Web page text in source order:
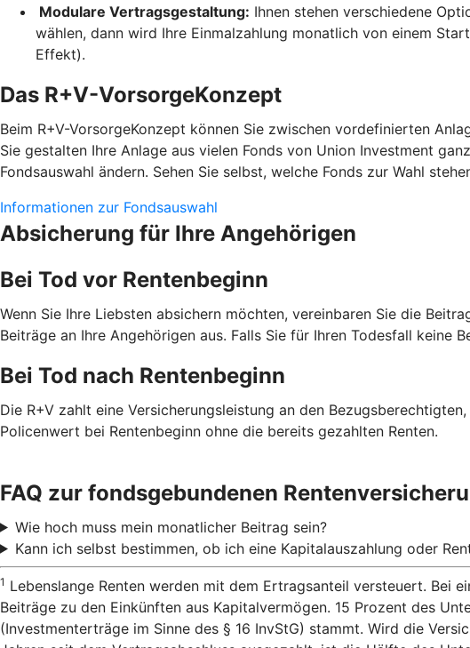
Modulare Vertragsgestaltung: Ihnen stehen verschiedene
wählen, dann wird Ihre Einmalzahlung monatlich von einem
Effekt).
Das R+V-VorsorgeKonzept
Beim R+V-VorsorgeKonzept können Sie zwischen vordefinierten
Sie gestalten Ihre Anlage aus vielen Fonds von Union Investment
Fondsauswahl ändern. Sehen Sie selbst, welche Fonds zur Wahl
Informationen zur Fondsauswahl
Absicherung für Ihre Angehörigen
Bei Tod vor Rentenbeginn
Wenn Sie Ihre Liebsten absichern möchten, vereinbaren Sie die
Beiträge an Ihre Angehörigen aus. Falls Sie für Ihren Todesfall keine
Bei Tod nach Rentenbeginn
Die R+V zahlt eine Versicherungsleistung an den
Policenwert bei Rentenbeginn ohne die bereits gezahlten Renten.
FAQ zur fondsgebundenen
Wie hoch muss mein monatlicher Beitrag sein?
Kann ich selbst bestimmen, ob ich eine Kapitalauszahlung oder
1 Lebenslange Renten werden mit dem Ertragsanteil versteuert. Bei
Beiträge zu den Einkünften aus Kapitalvermögen. 15 Prozent des
(Investmenterträge im Sinne des § 16 InvStG) stammt. Wird die